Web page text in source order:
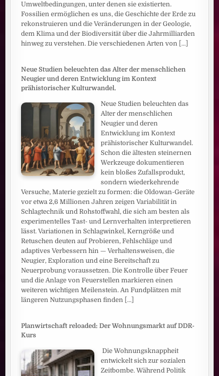
Umweltbedingungen, unter denen sie existierten.
Fossilien ermöglichen es uns, die Geschichte der Erde zu
rekonstruieren und die Veränderungen in der Geologie,
dem Klima und der Biodiversität über die Jahrmilliarden
hinweg zu verstehen. Die verschiedenen Arten von [...]
Neue Studien beleuchten das Alter der menschlichen
Neugier und deren Entwicklung im Kontext
prähistorischer Kulturwandel.
Neue Studien beleuchten das
Alter der menschlichen
Neugier und deren
Entwicklung im Kontext
prähistorischer Kulturwandel.
Schon die ältesten steinernen
Werkzeuge dokumentieren
kein bloßes Zufallsprodukt,
sondern wiederkehrende
Versuche, Materie gezielt zu formen: die Oldowan-Geräte
vor etwa 2,6 Millionen Jahren zeigen Variabilität in
Schlagtechnik und Rohstoffwahl, die sich am besten als
experimentelles Tast- und Lernverhalten interpretieren
lässt. Variationen in Schlagwinkel, Kerngröße und
Retuschen deuten auf Probieren, Fehlschläge und
adaptives Verbessern hin — Verhaltensweisen, die
Neugier, Exploration und eine Bereitschaft zu
Neuerprobung voraussetzen. Die Kontrolle über Feuer
und die Anlage von Feuerstellen markieren einen
weiteren wichtigen Meilenstein. An Fundplätzen mit
längeren Nutzungsphasen finden [...]
Planwirtschaft reloaded: Der Wohnungsmarkt auf DDR-
Kurs
Die Wohnungsknappheit
entwickelt sich zur sozialen
Zeitbombe. Während Politik